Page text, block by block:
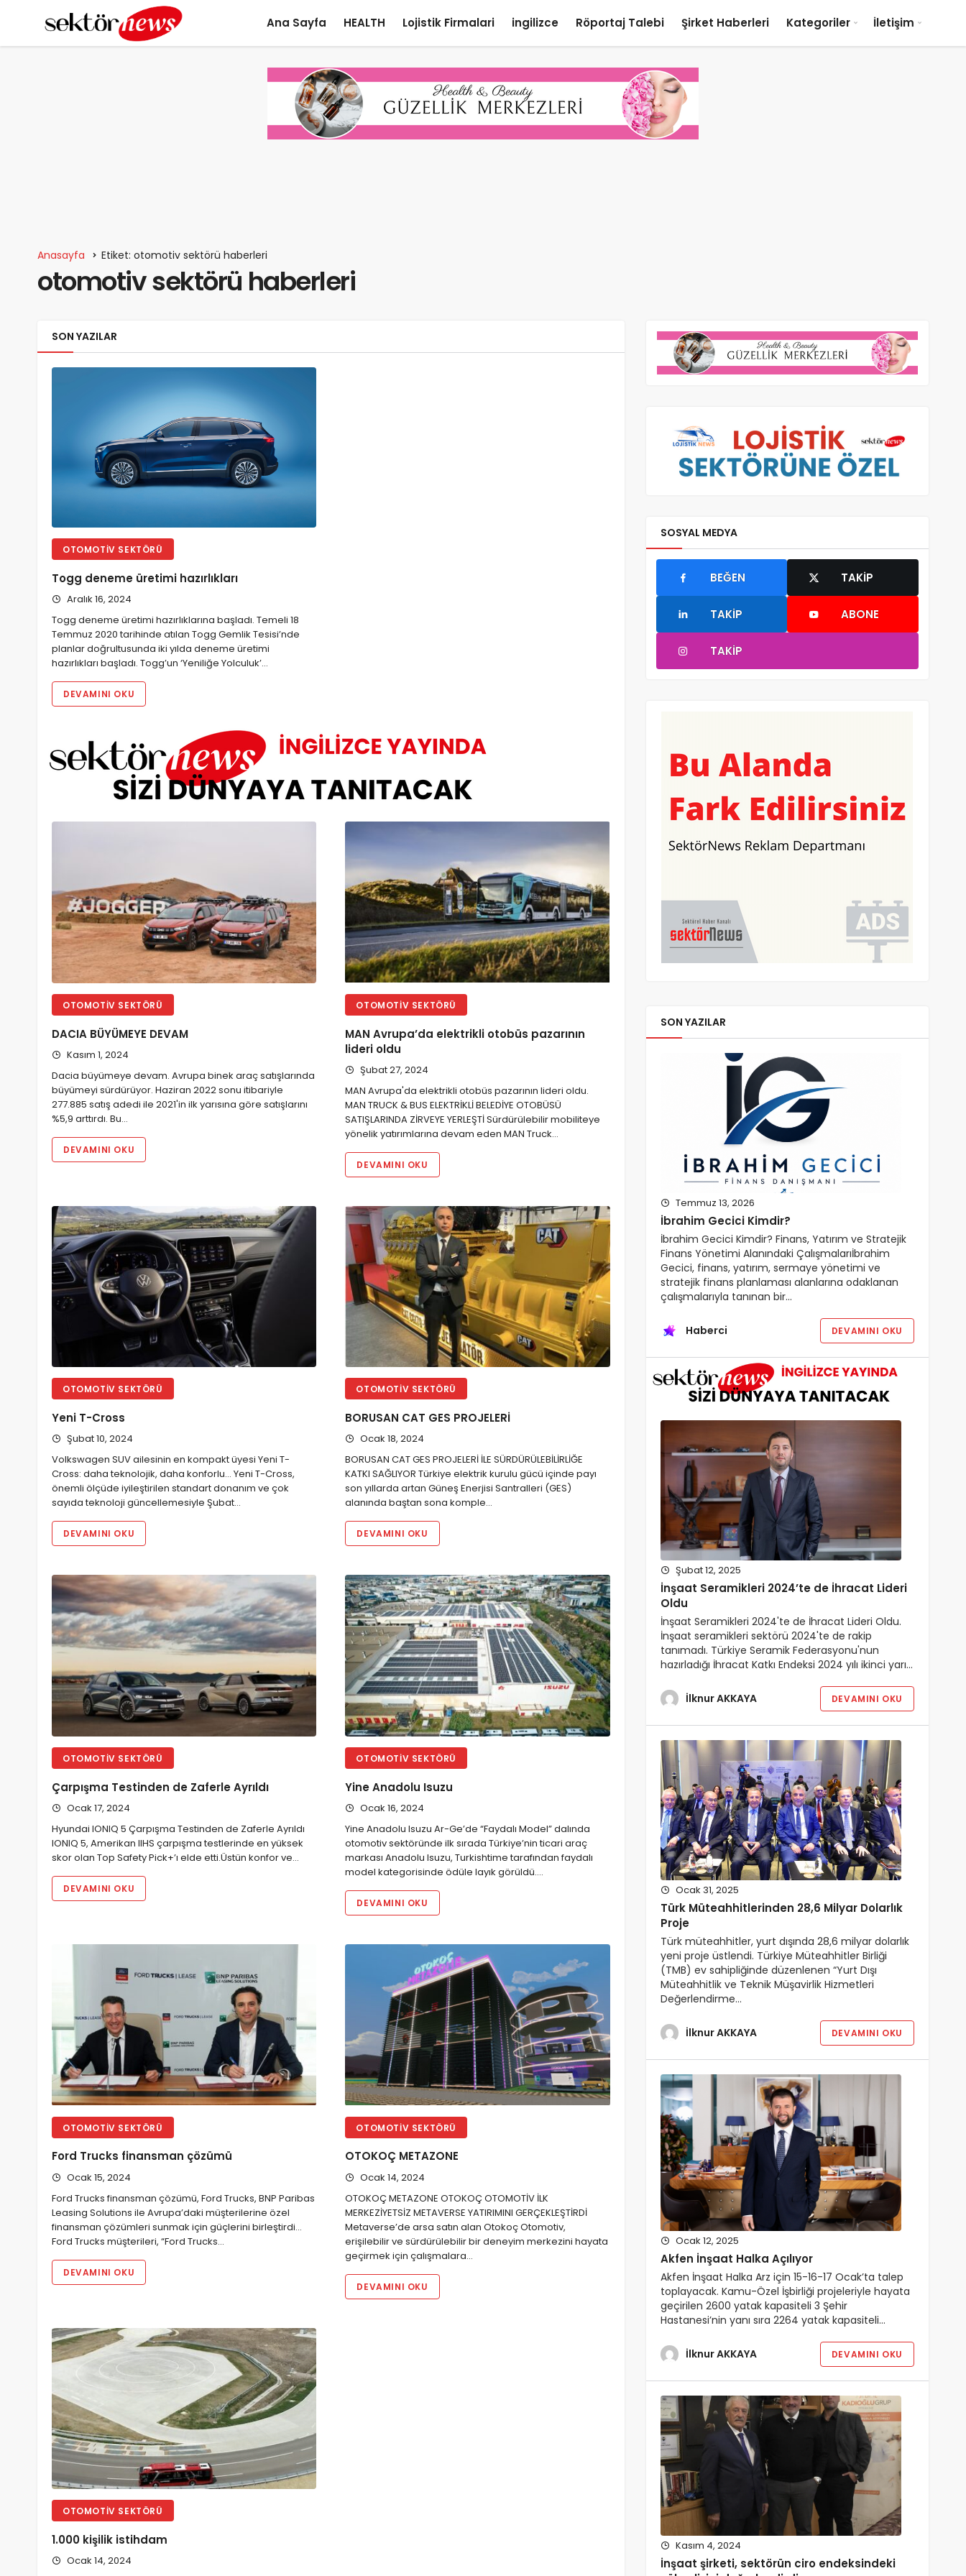
Ana Sayfa HEALTH Lojistik Firmalari ingilizce Röportaj Talebi Şirket Haberleri Kategoriler İletişim
Anasayfa Etiket: otomotiv sektörü haberleri
otomotiv sektörü haberleri
SON YAZILAR
OTOMOTIV SEKTÖRÜ
Togg deneme üretimi hazırlıkları
Aralık 16, 2024
Togg deneme üretimi hazırlıklarına başladı. Temeli 18
Temmuz 2020 tarihinde atılan Togg Gemlik Tesisi’nde
planlar doğrultusunda iki yılda deneme üretimi
hazırlıkları başladı. Togg’un ‘Yeniliğe Yolculuk’…
DEVAMINI OKU
OTOMOTIV SEKTÖRÜ
DACIA BÜYÜMEYE DEVAM
Kasım 1, 2024
Dacia büyümeye devam. Avrupa binek araç satışlarında
büyümeyi sürdürüyor. Haziran 2022 sonu itibariyle
277.885 satış adedi ile 2021'in ilk yarısına göre satışlarını
%5,9 arttırdı. Bu…
DEVAMINI OKU
OTOMOTIV SEKTÖRÜ
MAN Avrupa’da elektrikli otobüs pazarının
lideri oldu
Şubat 27, 2024
MAN Avrupa'da elektrikli otobüs pazarının lideri oldu.
MAN TRUCK & BUS ELEKTRİKLİ BELEDİYE OTOBÜSÜ
SATIŞLARINDA ZİRVEYE YERLEŞTİ Sürdürülebilir mobiliteye
yönelik yatırımlarına devam eden MAN Truck…
DEVAMINI OKU
OTOMOTIV SEKTÖRÜ
Yeni T-Cross
Şubat 10, 2024
Volkswagen SUV ailesinin en kompakt üyesi Yeni T-
Cross: daha teknolojik, daha konforlu… Yeni T-Cross,
önemli ölçüde iyileştirilen standart donanım ve çok
sayıda teknoloji güncellemesiyle Şubat…
DEVAMINI OKU
OTOMOTIV SEKTÖRÜ
BORUSAN CAT GES PROJELERİ
Ocak 18, 2024
BORUSAN CAT GES PROJELERİ İLE SÜRDÜRÜLEBİLİRLİĞE
KATKI SAĞLIYOR Türkiye elektrik kurulu gücü içinde payı
son yıllarda artan Güneş Enerjisi Santralleri (GES)
alanında baştan sona komple…
DEVAMINI OKU
OTOMOTIV SEKTÖRÜ
Çarpışma Testinden de Zaferle Ayrıldı
Ocak 17, 2024
Hyundai IONIQ 5 Çarpışma Testinden de Zaferle Ayrıldı
IONIQ 5, Amerikan IIHS çarpışma testlerinde en yüksek
skor olan Top Safety Pick+’ı elde etti.Üstün konfor ve…
DEVAMINI OKU
OTOMOTIV SEKTÖRÜ
Yine Anadolu Isuzu
Ocak 16, 2024
Yine Anadolu Isuzu Ar-Ge’de “Faydalı Model” dalında
otomotiv sektöründe ilk sırada Türkiye’nin ticari araç
markası Anadolu Isuzu, Turkishtime tarafından faydalı
model kategorisinde ödüle layık görüldü.…
DEVAMINI OKU
OTOMOTIV SEKTÖRÜ
Ford Trucks finansman çözümü
Ocak 15, 2024
Ford Trucks finansman çözümü, Ford Trucks, BNP Paribas
Leasing Solutions ile Avrupa’daki müşterilerine özel
finansman çözümleri sunmak için güçlerini birleştirdi…
Ford Trucks müşterileri, “Ford Trucks…
DEVAMINI OKU
OTOMOTIV SEKTÖRÜ
OTOKOÇ METAZONE
Ocak 14, 2024
OTOKOÇ METAZONE OTOKOÇ OTOMOTİV İLK
MERKEZİYETSİZ METAVERSE YATIRIMINI GERÇEKLEŞTİRDİ
Metaverse’de arsa satın alan Otokoç Otomotiv,
erişilebilir ve sürdürülebilir bir deneyim merkezini hayata
geçirmek için çalışmalara…
DEVAMINI OKU
OTOMOTIV SEKTÖRÜ
1.000 kişilik istihdam
Ocak 14, 2024
SOSYAL MEDYA
BEĞEN TAKIP
TAKIP ABONE
TAKIP
SON YAZILAR
Temmuz 13, 2026
İbrahim Gecici Kimdir?
İbrahim Gecici Kimdir? Finans, Yatırım ve Stratejik
Finans Yönetimi Alanındaki Çalışmalarıİbrahim
Gecici, finans, yatırım, sermaye yönetimi ve
stratejik finans planlaması alanlarına odaklanan
çalışmalarıyla tanınan bir…
Haberci DEVAMINI OKU
Şubat 12, 2025
İnşaat Seramikleri 2024’te de İhracat Lideri
Oldu
İnşaat Seramikleri 2024'te de İhracat Lideri Oldu.
İnşaat seramikleri sektörü 2024'te de rakip
tanımadı. Türkiye Seramik Federasyonu'nun
hazırladığı İhracat Katkı Endeksi 2024 yılı ikinci yarı…
İlknur AKKAYA DEVAMINI OKU
Ocak 31, 2025
Türk Müteahhitlerinden 28,6 Milyar Dolarlık
Proje
Türk müteahhitler, yurt dışında 28,6 milyar dolarlık
yeni proje üstlendi. Türkiye Müteahhitler Birliği
(TMB) ev sahipliğinde düzenlenen “Yurt Dışı
Müteahhitlik ve Teknik Müşavirlik Hizmetleri
Değerlendirme…
İlknur AKKAYA DEVAMINI OKU
Ocak 12, 2025
Akfen İnşaat Halka Açılıyor
Akfen İnşaat Halka Arz için 15-16-17 Ocak’ta talep
toplayacak. Kamu-Özel İşbirliği projeleriyle hayata
geçirilen 2600 yatak kapasiteli 3 Şehir
Hastanesi’nin yanı sıra 2264 yatak kapasiteli…
İlknur AKKAYA DEVAMINI OKU
Kasım 4, 2024
İnşaat şirketi, sektörün ciro endeksindeki